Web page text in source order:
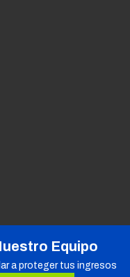
Equipo
a proteger tus ingresos